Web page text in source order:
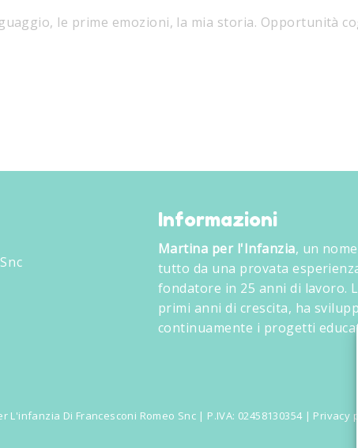
le prime emozioni, la mia storia. Opportunità
Informazioni
Martina per l'Infanzia, un
tutto da una provata
fondatore in 25 anni di lavoro.
primi anni di crescita, ha
continuamente i progetti
L'infanzia Di Francesconi Romeo Snc | P.IVA: 02458130354 | Privacy